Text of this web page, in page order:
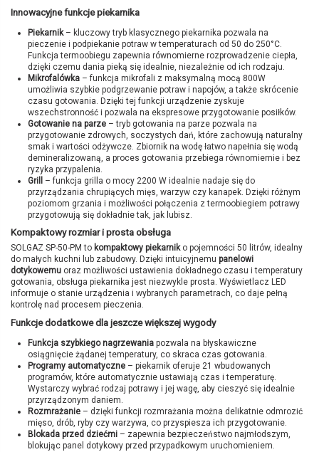
Innowacyjne funkcje piekarnika
Piekarnik– kluczowy tryb klasycznego piekarnika pozwala na
pieczenie i podpiekanie potraw w temperaturach od 50 do 250°C.
Funkcja termoobiegu zapewnia równomierne rozprowadzenie ciepła,
dzięki czemu dania pieką się idealnie, niezależnie od ich rodzaju.
Mikrofalówka – funkcja mikrofali z maksymalną mocą 800W
umożliwia szybkie podgrzewanie potraw i napojów, a także skrócenie
czasu gotowania. Dzięki tej funkcji urządzenie zyskuje
wszechstronność i pozwala na ekspresowe przygotowanie posiłków.
Gotowanie na parze – tryb gotowania na parze pozwala na
przygotowanie zdrowych, soczystych dań, które zachowują naturalny
smak i wartości odżywcze. Zbiornik na wodę łatwo napełnia się wodą
demineralizowaną, a proces gotowania przebiega równomiernie i bez
ryzyka przypalenia.
Grill
– funkcja grilla o mocy 2200 W idealnie nadaje się do
przyrządzania chrupiących mięs, warzyw czy kanapek. Dzięki różnym
poziomom grzania i możliwości połączenia z termoobiegiem potrawy
przygotowują się dokładnie tak, jak lubisz.
Kompaktowy rozmiar i prosta obsługa
SOLGAZ SP-50-PM to kompaktowy piekarniko pojemności 50 litrów, idealny
do małych kuchni lub zabudowy. Dzięki intuicyjnemu panelowi
dotykowemu oraz możliwości ustawienia dokładnego czasu i temperatury
gotowania, obsługa piekarnika jest niezwykle prosta. Wyświetlacz LED
informuje o stanie urządzenia i wybranych parametrach, co daje pełną
kontrolę nad procesem pieczenia.
Funkcje dodatkowe dla jeszcze większej wygody
Funkcja szybkiego nagrzewania pozwala na błyskawiczne
osiągnięcie żądanej temperatury, co skraca czas gotowania.
Programy automatyczne – piekarnik oferuje 21 wbudowanych
programów, które automatycznie ustawiają czas i temperaturę.
Wystarczy wybrać rodzaj potrawy i jej wagę, aby cieszyć się idealnie
przyrządzonym daniem.
Rozmrażanie – dzięki funkcji rozmrażania można delikatnie odmrozić
mięso, drób, ryby czy warzywa, co przyspiesza ich przygotowanie.
Blokada przed dziećmi – zapewnia bezpieczeństwo najmłodszym,
blokując panel dotykowy przed przypadkowym uruchomieniem.